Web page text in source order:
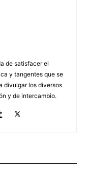
de satisfacer el
y tangentes que se
divulgar los diversos
y de intercambio.